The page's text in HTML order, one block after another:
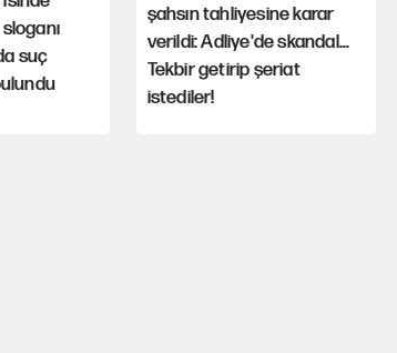
suç
şahsın tahliyesine karar
verildi: Adliye'de skandal...
Tekbir getirip şeriat
istediler!